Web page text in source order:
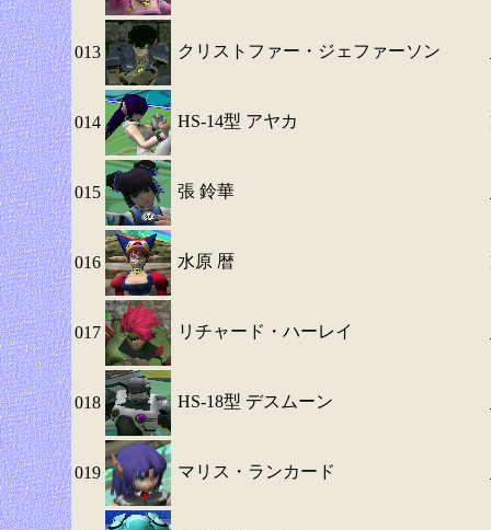
013 クリストファー・ジェファーソン
014 HS-14型 アヤカ
015 張 鈴華
016 水原 暦
017 リチャード・ハーレイ
018 HS-18型 デスムーン
019 マリス・ランカード